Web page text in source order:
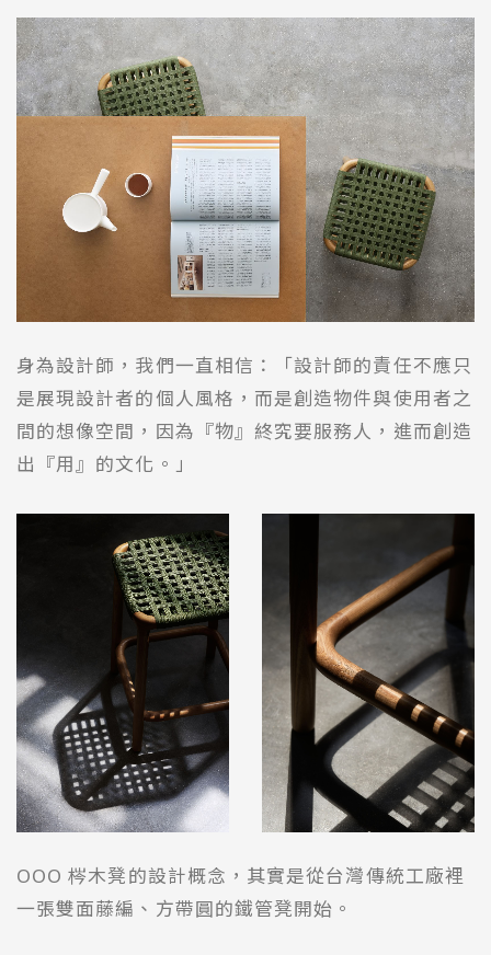
身為設計師，我們一直相信：「設計師的責任不應只
是展現設計者的個人風格，而是創造物件與使用者之
間的想像空間，因為『物』終究要服務人，進而創造
出『用』的文化。」
OOO 梣木凳的設計概念，其實是從台灣傳統工廠裡
一張雙面藤編、方帶圓的鐵管凳開始。